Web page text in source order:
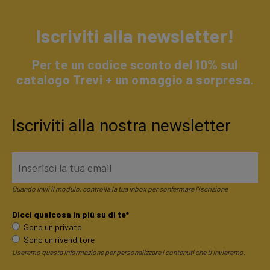
Iscriviti alla newsletter!
Per te un codice sconto del 10% sul
catalogo Trevi + un omaggio a sorpresa.
Iscriviti alla nostra newsletter
Quando invii il modulo, controlla la tua inbox per confermare l'iscrizione
Dicci qualcosa in più su di te*
Sono un privato
Sono un rivenditore
Useremo questa informazione per personalizzare i contenuti che ti invieremo.